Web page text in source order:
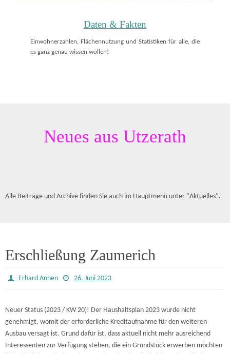
Daten & Fakten
Einwohnerzahlen, Flächennutzung und Statistiken für alle, die
es ganz genau wissen wollen!
Neues aus Utzerath
Alle Beiträge und Archive finden Sie auch im Hauptmenü unter "Aktuelles".
Erschließung Zaumerich
Erhard Annen 26. Juni 2023
Neuer Status (2023 / KW 20)! Der Haushaltsplan 2023 wurde nicht
genehmigt, womit der erforderliche Kreditaufnahme für den weiteren
Ausbau versagt ist. Grund dafür ist, dass aktuell nicht mehr ausreichend
Interessenten zur Verfügung stehen, die ein Grundstück erwerben möchten